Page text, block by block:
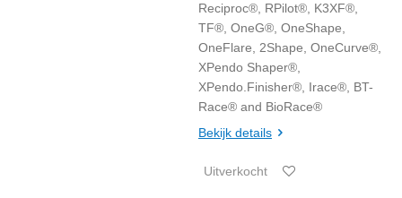
Reciproc®, RPilot®, K3XF®,
TF®, OneG®, OneShape,
OneFlare, 2Shape, OneCurve®,
XPendo Shaper®,
XPendo.Finisher®, Irace®, BT-
Race® and BioRace®
Bekijk details
Uitverkocht